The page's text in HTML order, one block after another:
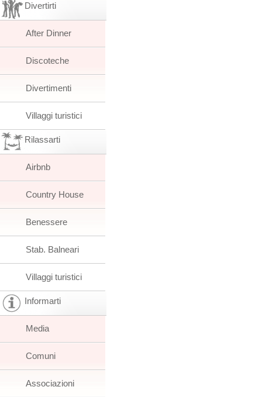
Divertirti
After Dinner
Discoteche
Divertimenti
Villaggi turistici
Rilassarti
Airbnb
Country House
Benessere
Stab. Balneari
Villaggi turistici
Informarti
Media
Comuni
Associazioni